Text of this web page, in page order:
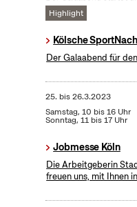
Highlight
Kölsche
Der Galaabend für
25. bis26.3.2023
Samstag, 10 bis 16 Uhr
Sonntag, 11 bis 17 Uhr
Jobmesse Köln
Die Arbeitgeberin
freuen uns, mit Ihnen